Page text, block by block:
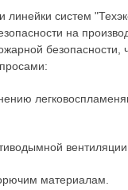
линейки систем
на
безопасности,
материалам.